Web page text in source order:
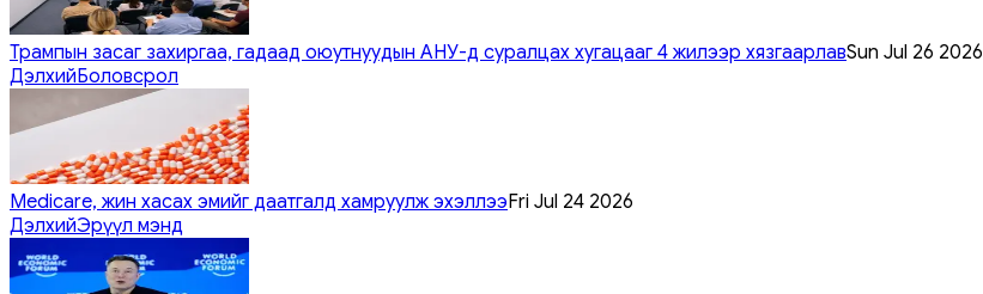
Трампын засаг захиргаа, гадаад оюутнуудын АНУ-д суралцах хугацааг 4 жилээр хязгаарлавSun Jul 26 2026
ДэлхийБоловсрол
Medicare, жин хасах эмийг даатгалд хамруулж эхэллээFri Jul 24 2026
ДэлхийЭрүүл мэнд